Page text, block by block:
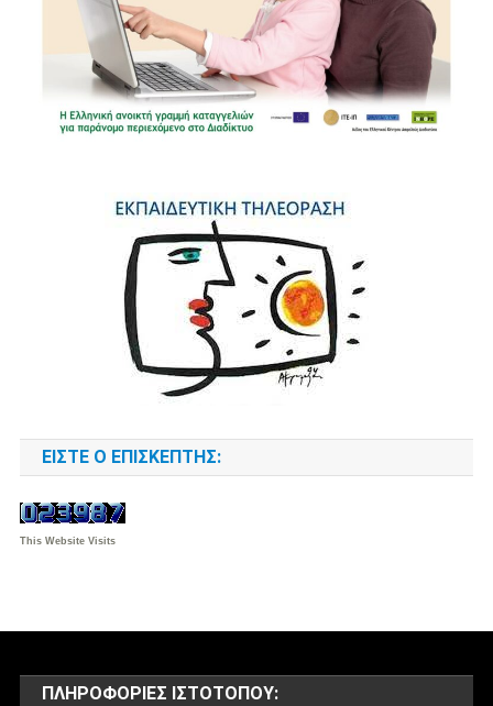
ΕΊΣΤΕ Ο ΕΠΙΣΚΈΠΤΗΣ:
This Website Visits
ΠΛΗΡΟΦΟΡΊΕΣ ΙΣΤΌΤΟΠΟΥ: